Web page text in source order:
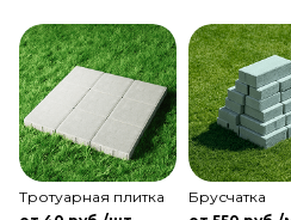
Тротуарная плитка
Брусчатка